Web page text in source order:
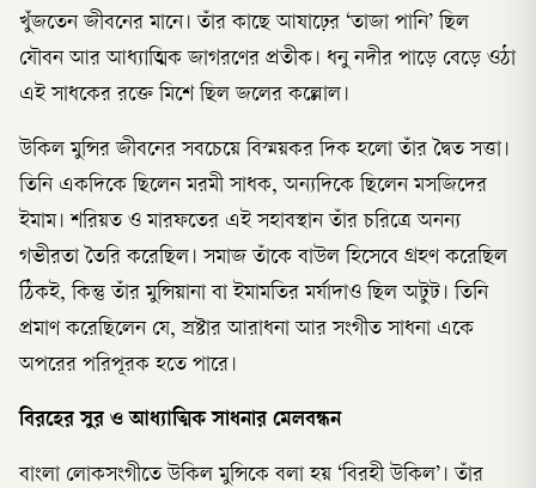
খুঁজতেন জীবনের মানে। তাঁর কাছে আষাঢ়ের ‘তাজা পানি’ ছিল
যৌবন আর আধ্যাত্মিক জাগরণের প্রতীক। ধনু নদীর পাড়ে বেড়ে ওঠা
এই সাধকের রক্তে মিশে ছিল জলের কল্লোল।
উকিল মুন্সির জীবনের সবচেয়ে বিস্ময়কর দিক হলো তাঁর দ্বৈত সত্তা।
তিনি একদিকে ছিলেন মরমী সাধক, অন্যদিকে ছিলেন মসজিদের
ইমাম। শরিয়ত ও মারফতের এই সহাবস্থান তাঁর চরিত্রে অনন্য
গভীরতা তৈরি করেছিল। সমাজ তাঁকে বাউল হিসেবে গ্রহণ করেছিল
ঠিকই, কিন্তু তাঁর মুন্সিয়ানা বা ইমামতির মর্যাদাও ছিল অটুট। তিনি
প্রমাণ করেছিলেন যে, স্রষ্টার আরাধনা আর সংগীত সাধনা একে
অপরের পরিপূরক হতে পারে।
বিরহের সুর ও আধ্যাত্মিক সাধনার মেলবন্ধন
বাংলা লোকসংগীতে উকিল মুন্সিকে বলা হয় ‘বিরহী উকিল’। তাঁর